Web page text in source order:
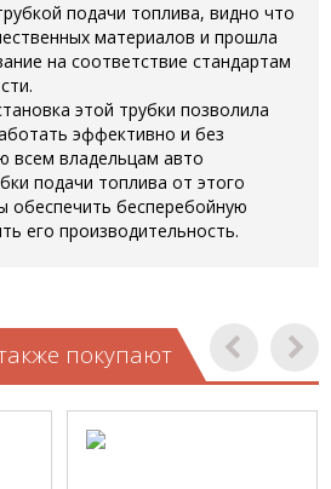
подачи топлива, видно что
материалов и прошла
на соответствие стандартам
этой трубки позволила
эффективно и без
всем владельцам авто
подачи топлива от этого
обеспечить бесперебойную
его производительность.
покупают